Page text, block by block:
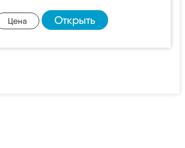
Цена Открыть